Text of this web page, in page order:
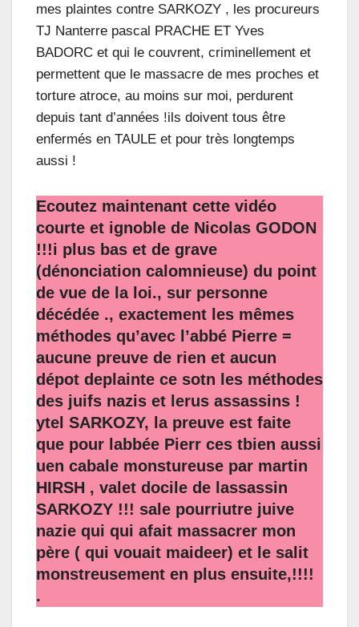
mes plaintes contre SARKOZY , les procureurs
TJ Nanterre pascal PRACHE ET Yves
BADORC et qui le couvrent, criminellement et
permettent que le massacre de mes proches et
torture atroce, au moins sur moi, perdurent
depuis tant d’années !ils doivent tous être
enfermés en TAULE et pour très longtemps
aussi !
Ecoutez maintenant cette vidéo
courte et ignoble de Nicolas GODON
!!!i plus bas et de grave
(dénonciation calomnieuse) du point
de vue de la loi., sur personne
décédée ., exactement les mêmes
méthodes qu’avec l’abbé Pierre =
aucune preuve de rien et aucun
dépot deplainte ce sotn les méthodes
des juifs nazis et lerus assassins !
ytel SARKOZY, la preuve est faite
que pour labbée Pierr ces tbien aussi
uen cabale monstureuse par martin
HIRSH , valet docile de lassassin
SARKOZY !!! sale pourriutre juive
nazie qui qui afait massacrer mon
père ( qui vouait maideer) et le salit
monstreusement en plus ensuite,!!!!
.